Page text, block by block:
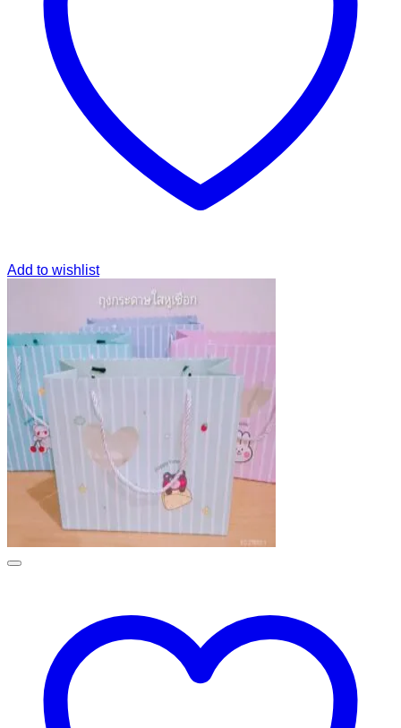
Add to wishlist